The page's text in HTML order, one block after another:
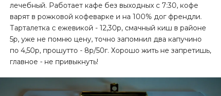
лечебный. Работает кафе без выходных с 7:30, кофе
варят в рожковой кофеварке и на 100% дог френдли.
Тарталетка с ежевикой - 12,30р, смачный киш в районе
5р, уже не помню цену, точно запомнил два капучино
по 4,50р, прошутто - 8р/50г. Хорошо жить не запретишь,
главное - не привыкнуть!